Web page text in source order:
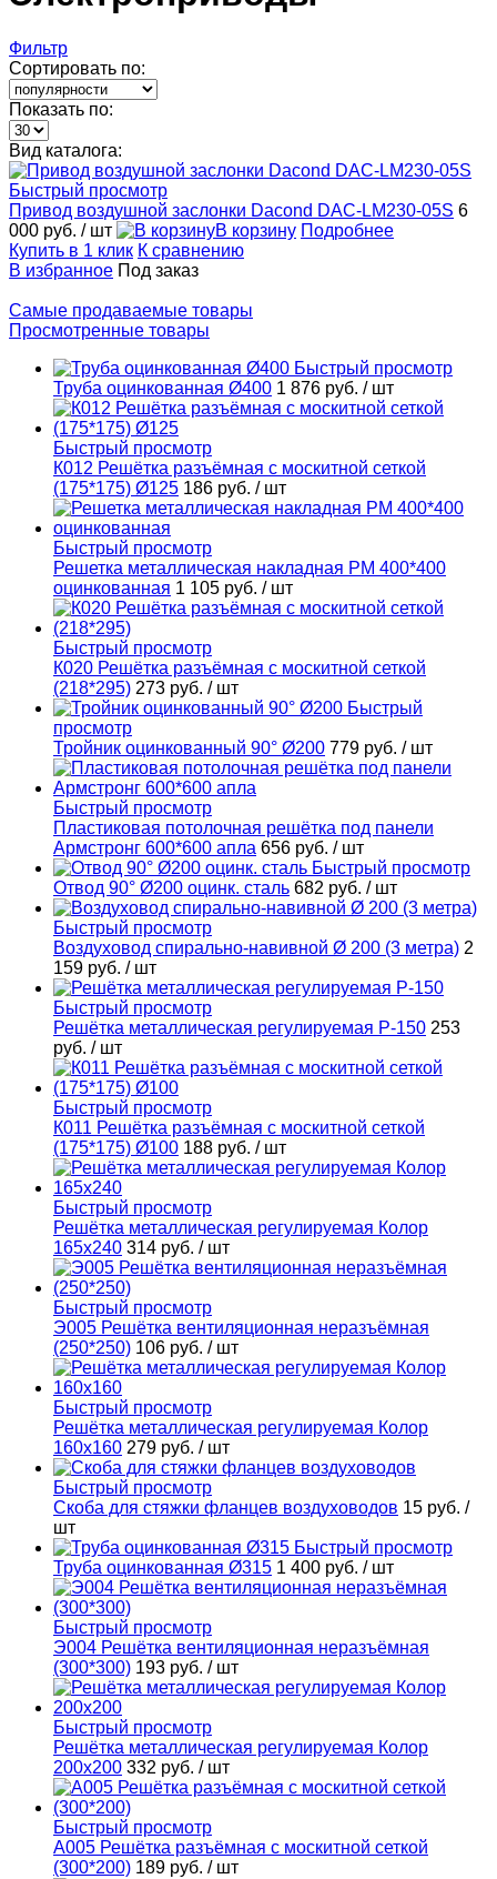
Фильтр
Сортировать по:
Показать по:
Вид каталога:
Быстрый просмотр
Привод воздушной заслонки Dacond DAC-LM230-05S 6
000 руб. / шт В корзину Подробнее
Купить в 1 клик К сравнению
В избранное Под заказ
Самые продаваемые товары
Просмотренные товары
Быстрый просмотр
Труба оцинкованная Ø400 1 876 руб. / шт
Быстрый просмотр
К012 Решётка разъёмная с москитной сеткой
(175*175) Ø125 186 руб. / шт
Быстрый просмотр
Решетка металлическая накладная РМ 400*400
оцинкованная 1 105 руб. / шт
Быстрый просмотр
К020 Решётка разъёмная с москитной сеткой
(218*295) 273 руб. / шт
Быстрый
просмотр
Тройник оцинкованный 90° Ø200 779 руб. / шт
Быстрый просмотр
Пластиковая потолочная решётка под панели
Армстронг 600*600 апла 656 руб. / шт
Быстрый просмотр
Отвод 90° Ø200 оцинк. сталь 682 руб. / шт
Быстрый просмотр
Воздуховод спирально-навивной Ø 200 (3 метра) 2
159 руб. / шт
Быстрый просмотр
Решётка металлическая регулируемая Р-150 253
руб. / шт
Быстрый просмотр
К011 Решётка разъёмная с москитной сеткой
(175*175) Ø100 188 руб. / шт
Быстрый просмотр
Решётка металлическая регулируемая Колор
165х240 314 руб. / шт
Быстрый просмотр
Э005 Решётка вентиляционная неразъёмная
(250*250) 106 руб. / шт
Быстрый просмотр
Решётка металлическая регулируемая Колор
160х160 279 руб. / шт
Быстрый просмотр
Скоба для стяжки фланцев воздуховодов 15 руб. /
шт
Быстрый просмотр
Труба оцинкованная Ø315 1 400 руб. / шт
Быстрый просмотр
Э004 Решётка вентиляционная неразъёмная
(300*300) 193 руб. / шт
Быстрый просмотр
Решётка металлическая регулируемая Колор
200х200 332 руб. / шт
Быстрый просмотр
А005 Решётка разъёмная с москитной сеткой
(300*200) 189 руб. / шт